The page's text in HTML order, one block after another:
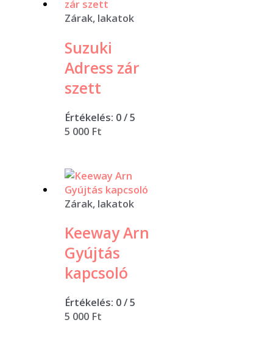
Zárak, lakatok
Suzuki
Adress zár
szett
Értékelés: 0/ 5
5 000 Ft
Zárak, lakatok
Keeway Arn
Gyújtás
kapcsoló
Értékelés: 0/ 5
5 000 Ft